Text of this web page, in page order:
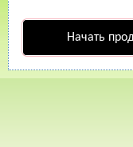
Начать